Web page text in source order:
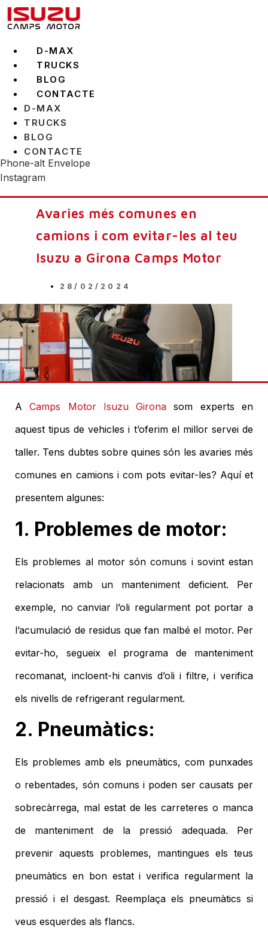
Vés
D-MAX
TRUCKS
BLOG
CONTACTE
D-MAX
TRUCKS
BLOG
CONTACTE
Phone-alt Envelope
Instagram
Avaries més comunes en
camions i com evitar-les al teu
Isuzu a Girona Camps Motor
28/02/2024
ACamps Motor Isuzu Girona som experts en
aquest tipus de vehicles i t’oferim el millor servei de
taller. Tens dubtes sobre quines són les avaries més
comunes en camions i com pots evitar-les? Aquí et
presentem algunes:
1. Problemes de motor:
Els problemes al motor són comuns i sovint estan
relacionats amb un manteniment deficient. Per
exemple, no canviar l’oli regularment pot portar a
l’acumulació de residus que fan malbé el motor. Per
evitar-ho, segueix el programa de manteniment
recomanat, incloent-hi canvis d’oli i filtre, i verifica
els nivells de refrigerant regularment.
2. Pneumàtics:
Els problemes amb els pneumàtics, com punxades
o rebentades, són comuns i poden ser causats per
sobrecàrrega, mal estat de les carreteres o manca
de manteniment de la pressió adequada. Per
prevenir aquests problemes, mantingues els teus
pneumàtics en bon estat i verifica regularment la
pressió i el desgast. Reemplaça els pneumàtics si
veus esquerdes als flancs.